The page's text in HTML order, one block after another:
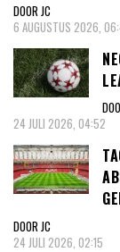
DOOR JC
6 AUGUSTUS 2026,
24 JULI 2026, 04:52
DOOR JC
24 JULI 2026, 02:15